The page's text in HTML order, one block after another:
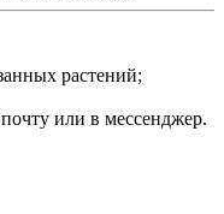
растений;
или в мессенджер.